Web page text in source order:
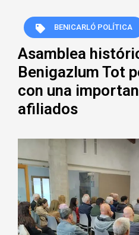
BENICARLÓ POLÍTICA
Asamblea
Benigazlum Tot
con una
afiliados